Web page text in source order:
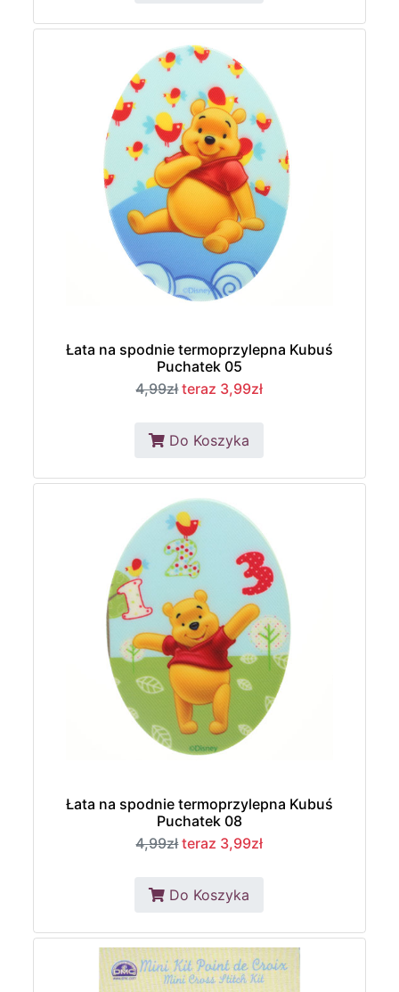
Łata na spodnie termoprzylepna Kubuś
Puchatek 05
4,99zł teraz 3,99zł
Do Koszyka
Łata na spodnie termoprzylepna Kubuś
Puchatek 08
4,99zł teraz 3,99zł
Do Koszyka